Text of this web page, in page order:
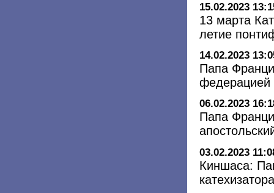
15.02.2023
13 марта
летие
14.02.2023
Папа
федерацией
06.02.2023
Папа
03.02.2023
Киншаса: